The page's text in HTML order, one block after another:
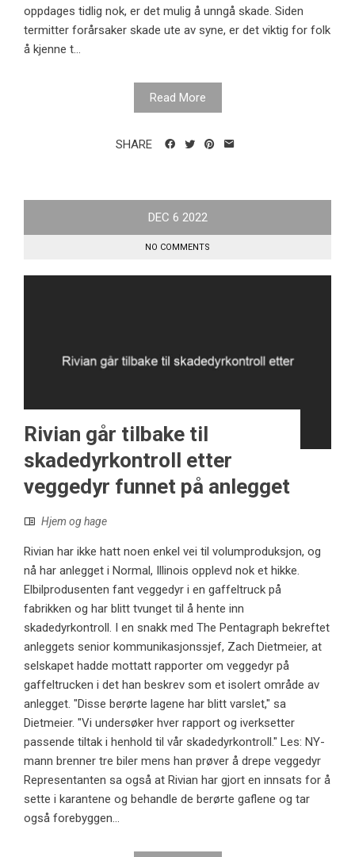
oppdages tidlig nok, er det mulig å unngå skade. Siden
termitter forårsaker skade ute av syne, er det viktig for folk
å kjenne t...
Read More
SHARE
DEC 6 2022
NO COMMENTS
Rivian går tilbake til
skadedyrkontroll etter
veggedyr funnet på anlegget
Hjem og hage
Rivian har ikke hatt noen enkel vei til volumproduksjon, og
nå har anlegget i Normal, Illinois opplevd nok et hikke.
Elbilprodusenten fant veggedyr i en gaffeltruck på
fabrikken og har blitt tvunget til å hente inn
skadedyrkontroll. I en snakk med The Pentagraph bekreftet
anleggets senior kommunikasjonssjef, Zach Dietmeier, at
selskapet hadde mottatt rapporter om veggedyr på
gaffeltrucken i det han beskrev som et isolert område av
anlegget. "Disse berørte lagene har blitt varslet," sa
Dietmeier. "Vi undersøker hver rapport og iverksetter
passende tiltak i henhold til vår skadedyrkontroll." Les: NY-
mann brenner tre biler mens han prøver å drepe veggedyr
Representanten sa også at Rivian har gjort en innsats for å
sette i karantene og behandle de berørte gaflene og tar
også forebyggen...